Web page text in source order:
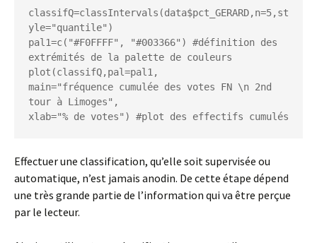
classifQ=classIntervals(data$pct_GERARD,n=5,st
yle="quantile")
pal1=c("#F0FFFF", "#003366") #définition des
extrémités de la palette de couleurs
plot(classifQ,pal=pal1,
main="fréquence cumulée des votes FN \n 2nd
tour à Limoges",
xlab="% de votes") #plot des effectifs cumulés
Effectuer une classification, qu’elle soit supervisée ou
automatique, n’est jamais anodin. De cette étape dépend
une très grande partie de l’information qui va être perçue
par le lecteur.